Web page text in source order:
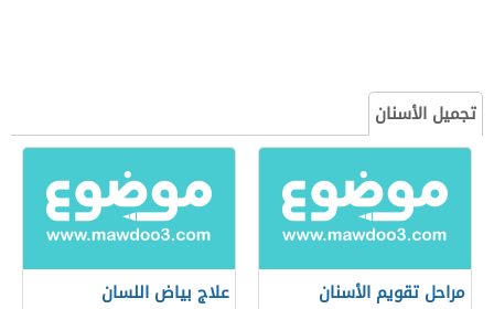
تجميل الأسنان
مراحل تقويم الأسنان علاج بياض اللسان